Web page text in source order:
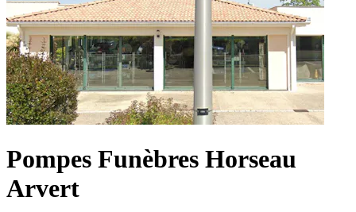
Pompes Funèbres Horseau
Arvert